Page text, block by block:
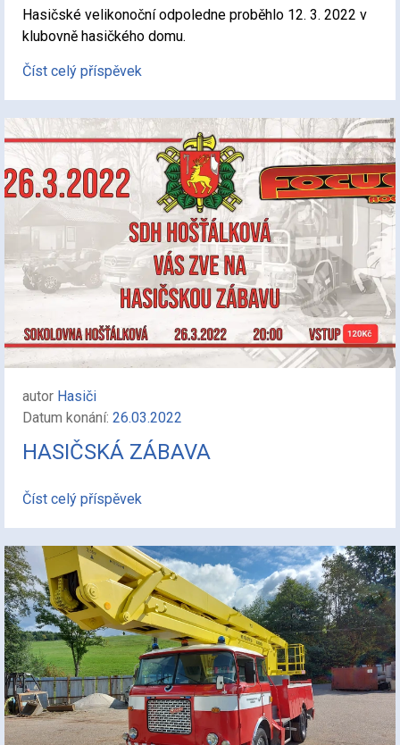
Hasičské velikonoční odpoledne proběhlo 12. 3. 2022 v
klubovně hasičkého domu.
Číst celý příspěvek
autor Hasiči
Datum konání: 26.03.2022
HASIČSKÁ ZÁBAVA
Číst celý příspěvek